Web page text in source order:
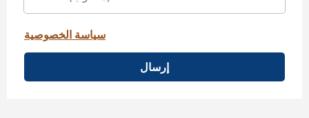
سياسة الخصوصية
إرسال